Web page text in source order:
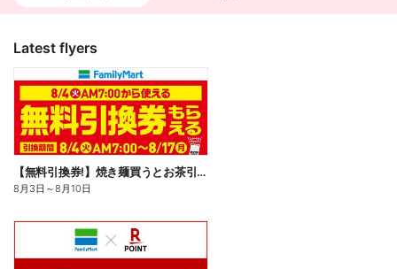
Latest flyers
【無料引換券!】焼き麺買うとお茶引換券貰える!
8月3日 ～8月10日